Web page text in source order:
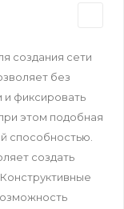
создания сети
без
и фиксировать
этом подобная
способностью.
создать